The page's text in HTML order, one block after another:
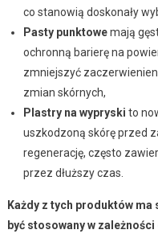
co stanowią doskonały
Pasty punktowemają
ochronną barierę na
zmniejszyć
zmian skórnych,
Plastry na wypryski to
uszkodzoną skórę przed
regenerację, często
przez dłuższy czas.
Każdy z tych produktów ma
być stosowany w